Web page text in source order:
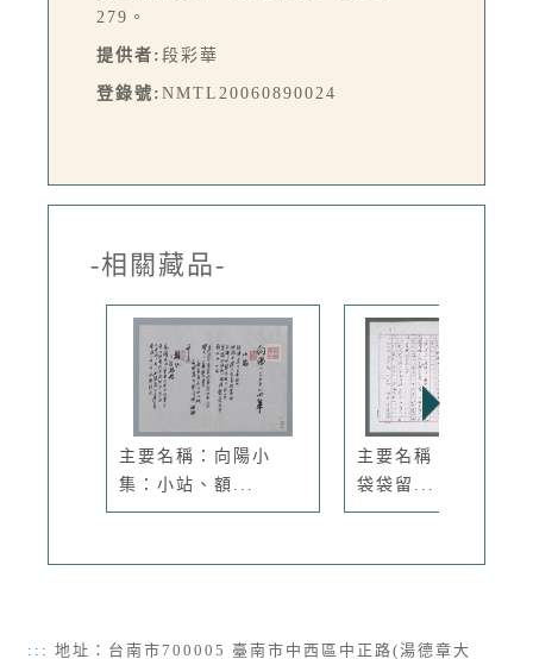
279。
提供者: 段彩華
登錄號: NMTL20060890024
-相關藏品-
主要名稱：向陽小
集：小站、額...
主要名稱：第十八章
袋袋留...
::: 地址：台南市700005 臺南市中西區中正路(湯德章大